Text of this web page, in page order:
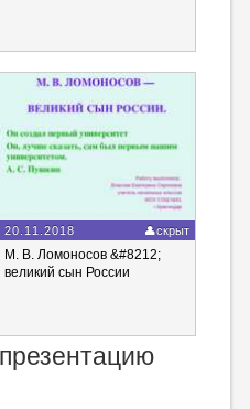
20.11.2018 скрыт
М. В. Ломоносов &#8212;
великий сын России